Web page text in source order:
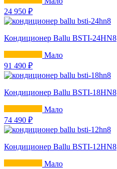
24 950 ₽
Кондиционер Ballu BSTI-24HN8
Мало
91 490 ₽
Кондиционер Ballu BSTI-18HN8
Мало
74 490 ₽
Кондиционер Ballu BSTI-12HN8
Мало